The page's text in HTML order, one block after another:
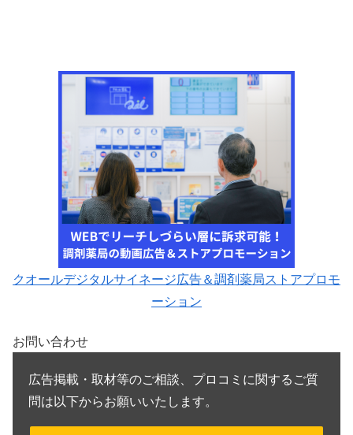
クオールデジタルサイネージ広告＆調剤薬局ストアプロモ
ーション
お問い合わせ
広告掲載・取材等のご相談、プロコミに関するご質
問は以下からお願いいたします。